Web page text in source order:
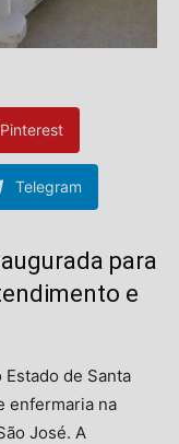
Pinterest
Telegram
para
e
de Santa
enfermaria na
José. A